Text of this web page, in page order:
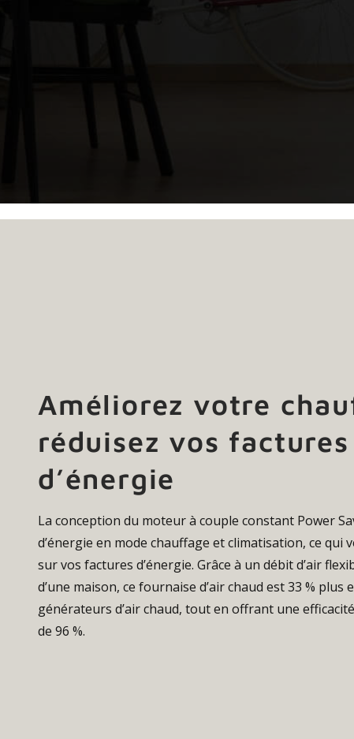
Améliorez votre
réduisez vos factures
d’énergie
La conception du moteur à couple constant Power
d’énergie en mode chauffage et climatisation, ce qui
sur vos factures d’énergie. Grâce à un débit d’air
d’une maison, ce fournaise d’air chaud est 33 % plus
générateurs d’air chaud, tout en offrant une efficacité
de 96 %.